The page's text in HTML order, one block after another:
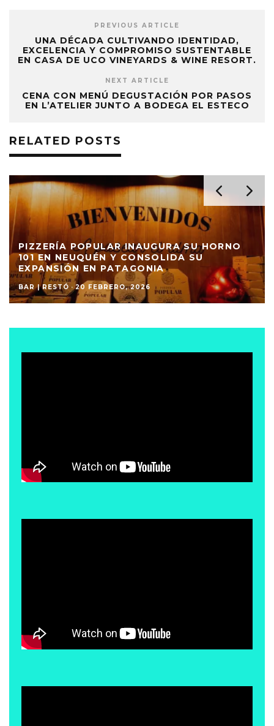
PREVIOUS ARTICLE
UNA DÉCADA CULTIVANDO IDENTIDAD,
EXCELENCIA Y COMPROMISO SUSTENTABLE
EN CASA DE UCO VINEYARDS & WINE RESORT.
NEXT ARTICLE
CENA CON MENÚ DEGUSTACIÓN POR PASOS
EN L’ATELIER JUNTO A BODEGA EL ESTECO
RELATED POSTS
PIZZERÍA POPULAR INAUGURA SU HORNO
101 EN NEUQUÉN Y CONSOLIDA SU
EXPANSIÓN EN PATAGONIA
BAR | RESTÓ · 20 FEBRERO, 2026